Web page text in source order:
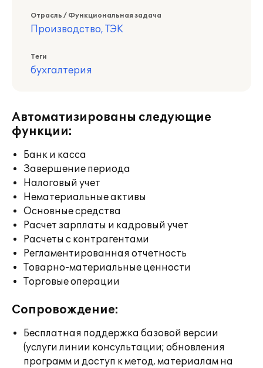
Отрасль / Функциональная задача
Производство, ТЭК
Теги
бухгалтерия
Автоматизированы следующие
функции:
Банк и касса
Завершение периода
Налоговый учет
Нематериальные активы
Основные средства
Расчет зарплаты и кадровый учет
Расчеты с контрагентами
Регламентированная отчетность
Товарно-материальные ценности
Торговые операции
Сопровождение:
Бесплатная поддержка базовой версии
(услуги линии консультации; обновления
программ и доступ к метод. материалам на